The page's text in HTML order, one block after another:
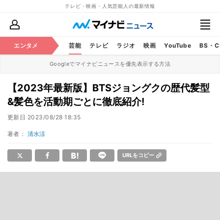
テレビ・映画・人気芸能人の最新情報
エンタメ 芸能 テレビ ラジオ 映画 YouTube BS・
Googleでマイナビニュースを優先表示する方法
【2023年最新版】BTSジョングクの歴代髪型
&髪色を活動期ごとに徹底紹介!
更新日 2023/08/28 18:35
著者： 清水涼
URLをコピー